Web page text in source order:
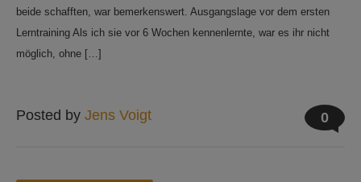
beide schafften, war bemerkenswert. Ausgangslage vor dem ersten
Lerntraining Als ich sie vor 6 Wochen kennenlernte, war es ihr nicht
möglich, ohne […]
Posted by Jens Voigt 0